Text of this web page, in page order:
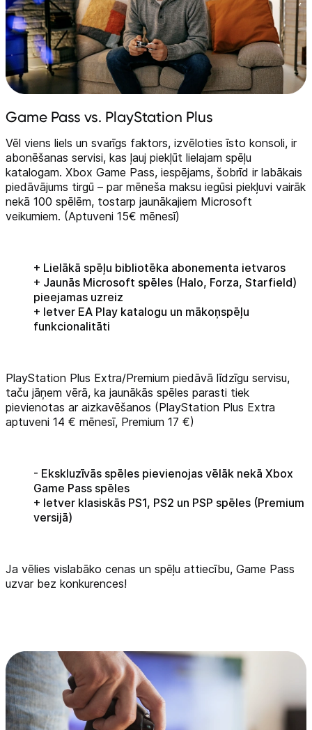
Game Pass vs. PlayStation Plus
Vēl viens liels un svarīgs faktors, izvēloties īsto konsoli, ir
abonēšanas servisi, kas ļauj piekļūt lielajam spēļu
katalogam. Xbox Game Pass, iespējams, šobrīd ir labākais
piedāvājums tirgū – par mēneša maksu iegūsi piekļuvi vairāk
nekā 100 spēlēm, tostarp jaunākajiem Microsoft
veikumiem. (Aptuveni 15€ mēnesī)
+ Lielākā spēļu bibliotēka abonementa ietvaros
+ Jaunās Microsoft spēles (Halo, Forza, Starfield)
pieejamas uzreiz
+ Ietver EA Play katalogu un mākoņspēļu
funkcionalitāti
PlayStation Plus Extra/Premium piedāvā līdzīgu servisu,
taču jāņem vērā, ka jaunākās spēles parasti tiek
pievienotas ar aizkavēšanos (PlayStation Plus Extra
aptuveni 14 € mēnesī, Premium 17 €)
- Ekskluzīvās spēles pievienojas vēlāk nekā Xbox
Game Pass spēles
+ Ietver klasiskās PS1, PS2 un PSP spēles (Premium
versijā)
Ja vēlies vislabāko cenas un spēļu attiecību, Game Pass
uzvar bez konkurences!